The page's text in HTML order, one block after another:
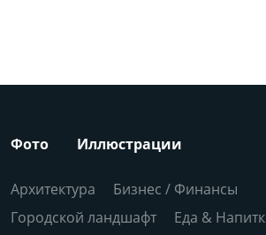
Фото Иллюстрации
Архитектура
Бизнес / Финансы
Городской ландшафт
Еда &